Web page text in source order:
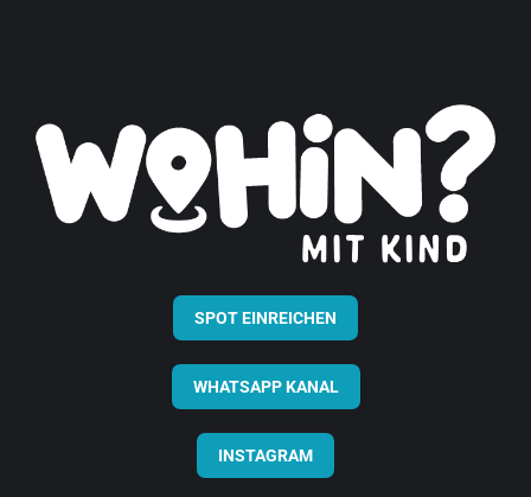
SPOT EINREICHEN
WHATSAPP KANAL
INSTAGRAM